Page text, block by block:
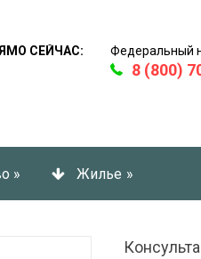
СЕЙЧАС: Федеральный
8 (800)
» Жилье »